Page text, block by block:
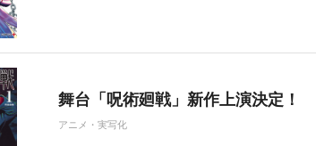
舞台「呪術廻戦」新作上演決定！
アニメ・実写化